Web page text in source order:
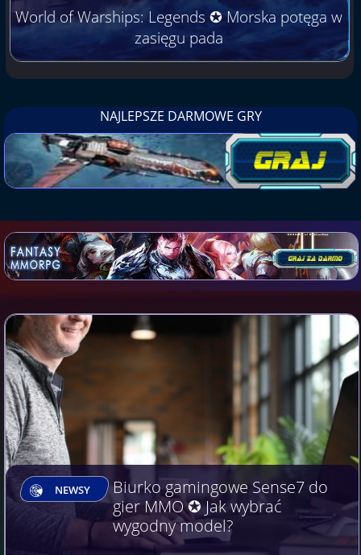
World of Warships: Legends ✪ Morska potęga w
zasięgu pada
NAJLEPSZE DARMOWE GRY
NEWSY
Biurko gamingowe Sense7 do
gier MMO ✪ Jak wybrać
wygodny model?